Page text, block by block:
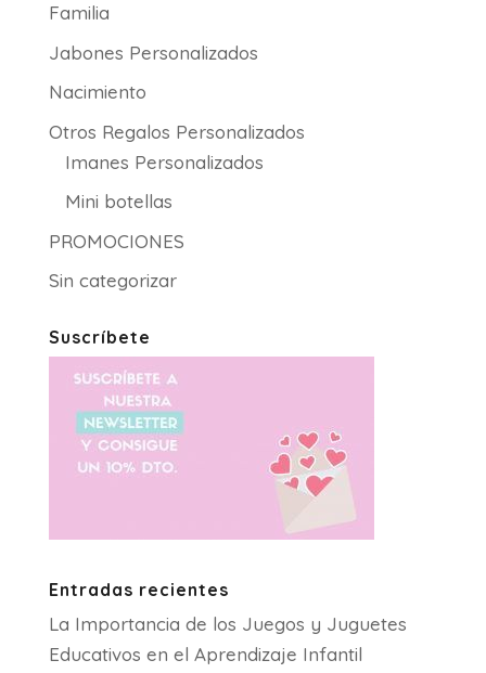
Familia
Jabones Personalizados
Nacimiento
Otros Regalos Personalizados
Imanes Personalizados
Mini botellas
PROMOCIONES
Sin categorizar
Suscríbete
Entradas recientes
La Importancia de los Juegos y Juguetes
Educativos en el Aprendizaje Infantil